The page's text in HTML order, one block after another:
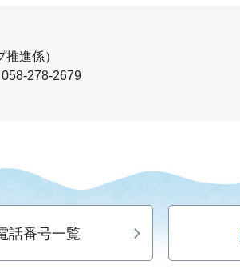
推進係）
278-2679
話番号一覧